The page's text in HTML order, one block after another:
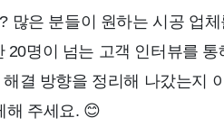
많은 분들이 원하는 시공 업
명이 넘는 고객 인터뷰를
결 방향을 정리해 나갔는지
해 주세요. 😊